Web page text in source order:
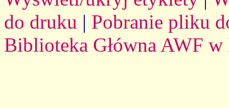
do druku | Pobranie pliku
Biblioteka Główna AWF w